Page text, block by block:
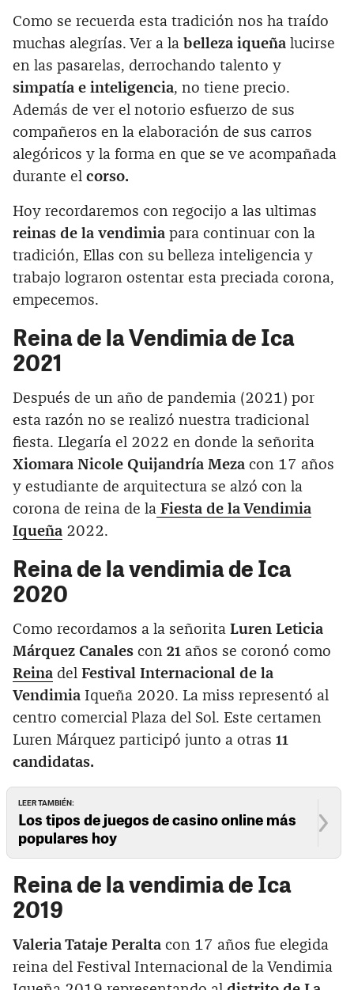
Como se recuerda esta tradición nos ha traído
muchas alegrías. Ver a la belleza iqueña lucirse
en las pasarelas, derrochando talento y
simpatía e inteligencia, no tiene precio.
Además de ver el notorio esfuerzo de sus
compañeros en la elaboración de sus carros
alegóricos y la forma en que se ve acompañada
durante el corso.
Hoy recordaremos con regocijo a las ultimas
reinas de la vendimia para continuar con la
tradición, Ellas con su belleza inteligencia y
trabajo lograron ostentar esta preciada corona,
empecemos.
Reina de la Vendimia de Ica
2021
Después de un año de pandemia (2021) por
esta razón no se realizó nuestra tradicional
fiesta. Llegaría el 2022 en donde la señorita
Xiomara Nicole Quijandría Meza con 17 años
y estudiante de arquitectura se alzó con la
corona de reina de la Fiesta de la Vendimia
Iqueña 2022.
Reina de la vendimia de Ica
2020
Como recordamos a la señorita Luren Leticia
Márquez Canales con 21 años se coronó como
Reina del Festival Internacional de la
Vendimia Iqueña 2020. La miss representó al
centro comercial Plaza del Sol. Este certamen
Luren Márquez participó junto a otras 11
candidatas.
LEER TAMBIÉN:
Los tipos de juegos de casino online más
populares hoy
Reina de la vendimia de Ica
2019
Valeria Tataje Peralta con 17 años fue elegida
reina del Festival Internacional de la Vendimia